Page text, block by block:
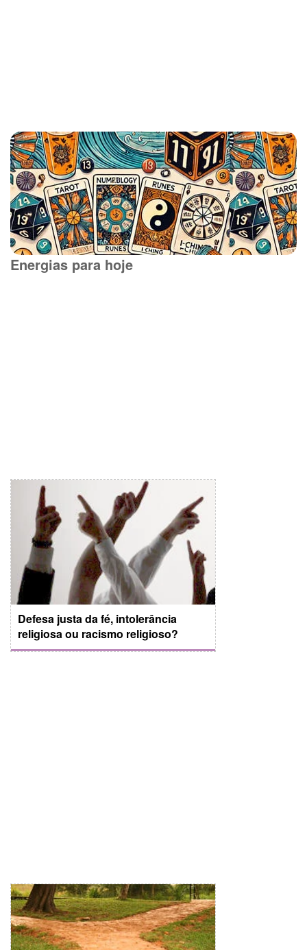
Energias para hoje
Defesa justa da fé, intolerância
religiosa ou racismo religioso?